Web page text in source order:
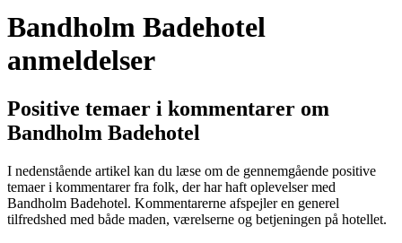
Bandholm Badehotel
anmeldelser
Positive temaer i kommentarer om
Bandholm Badehotel
I nedenstående artikel kan du læse om de gennemgående positive
temaer i kommentarer fra folk, der har haft oplevelser med
Bandholm Badehotel. Kommentarerne afspejler en generel
tilfredshed med både maden, værelserne og betjeningen på hotellet.